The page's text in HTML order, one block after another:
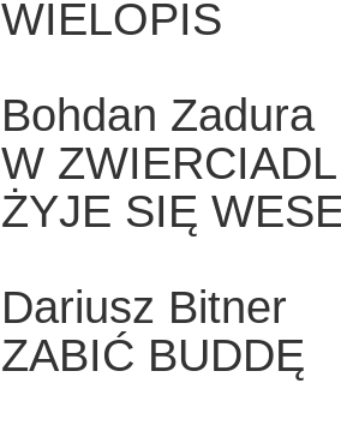
WIELOPIS
Bohdan Zadura
W
ŻYJE SIĘ
Dariusz Bitner
ZABIĆ BUDDĘ